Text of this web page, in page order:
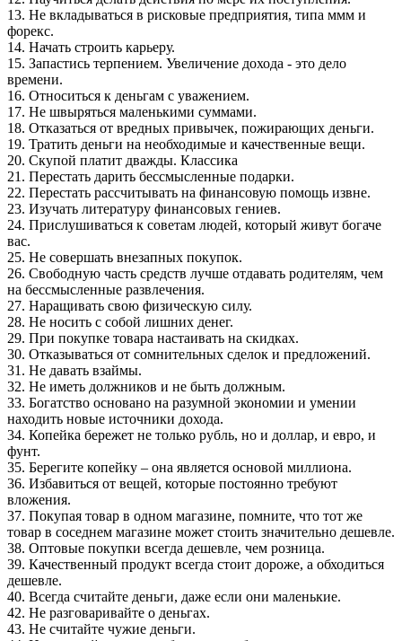
13. Не вкладываться в рисковые предприятия, типа ммм и
форекс.
14. Начать строить карьеру.
15. Запастись терпением. Увеличение дохода - это дело
времени.
16. Относиться к деньгам с уважением.
17. Не швыряться маленькими суммами.
18. Отказаться от вредных привычек, пожирающих деньги.
19. Тратить деньги на необходимые и качественные вещи.
20. Скупой платит дважды. Классика
21. Перестать дарить бессмысленные подарки.
22. Перестать рассчитывать на финансовую помощь извне.
23. Изучать литературу финансовых гениев.
24. Прислушиваться к советам людей, который живут богаче
вас.
25. Не совершать внезапных покупок.
26. Свободную часть средств лучше отдавать родителям, чем
на бессмысленные развлечения.
27. Наращивать свою физическую силу.
28. Не носить с собой лишних денег.
29. При покупке товара настаивать на скидках.
30. Отказываться от сомнительных сделок и предложений.
31. Не давать взаймы.
32. Не иметь должников и не быть должным.
33. Богатство основано на разумной экономии и умении
находить новые источники дохода.
34. Копейка бережет не только рубль, но и доллар, и евро, и
фунт.
35. Берегите копейку – она является основой миллиона.
36. Избавиться от вещей, которые постоянно требуют
вложения.
37. Покупая товар в одном магазине, помните, что тот же
товар в соседнем магазине может стоить значительно дешевле.
38. Оптовые покупки всегда дешевле, чем розница.
39. Качественный продукт всегда стоит дороже, а обходиться
дешевле.
40. Всегда считайте деньги, даже если они маленькие.
42. Не разговаривайте о деньгах.
43. Не считайте чужие деньги.